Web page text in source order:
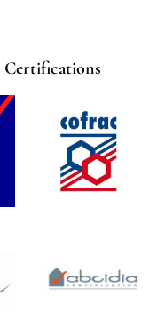
Certifications